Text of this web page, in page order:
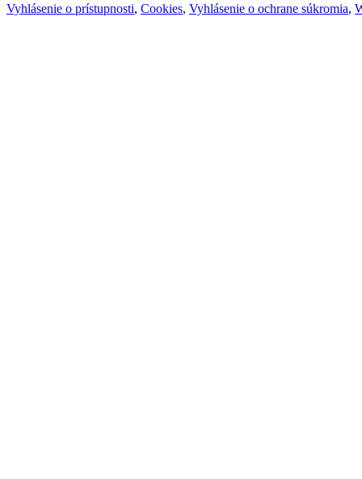
Vyhlásenie o prístupnosti, Cookies, Vyhlásenie o ochrane súkromia,